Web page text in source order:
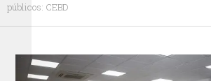
públicos: CEBD